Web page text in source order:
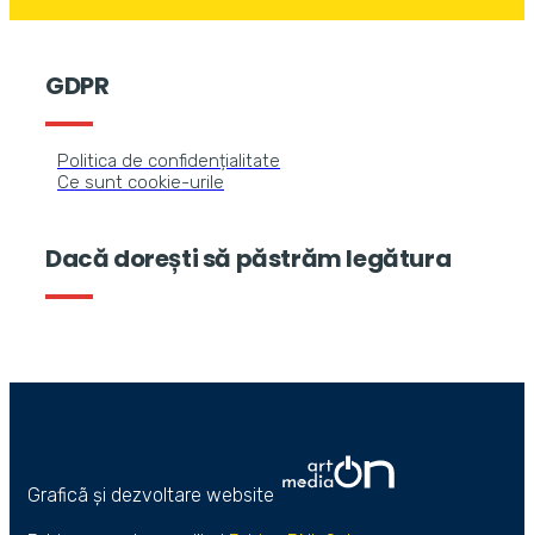
GDPR
Politica de confidențialitate
Ce sunt cookie-urile
Dacă dorești să păstrăm legătura
Graficã și dezvoltare website